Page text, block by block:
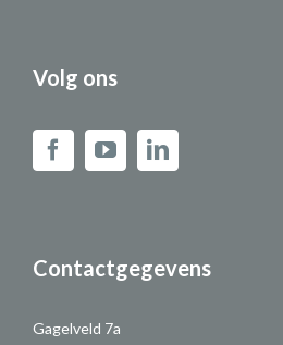
Volg ons
Contactgegevens
Gagelveld 7a